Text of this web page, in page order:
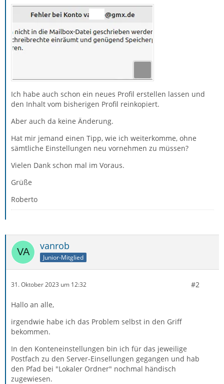
Ich habe auch schon ein neues Profil erstellen lassen und
den Inhalt vom bisherigen Profil reinkopiert.
Aber auch da keine Änderung.
Hat mir jemand einen Tipp, wie ich weiterkomme, ohne
sämtliche Einstellungen neu vornehmen zu müssen?
Vielen Dank schon mal im Voraus.
Grüße
Roberto
vanrob
Junior-Mitglied
31. Oktober 2023 um 12:32 #2
Hallo an alle,
irgendwie habe ich das Problem selbst in den Griff
bekommen.
In den Konteneinstellungen bin ich für das jeweilige
Postfach zu den Server-Einsellungen gegangen und hab
den Pfad bei "Lokaler Ordner" nochmal händisch
zugewiesen.